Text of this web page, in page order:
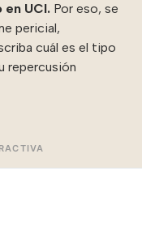
UCI. Por eso, se
pericial,
cuál es el tipo
repercusión